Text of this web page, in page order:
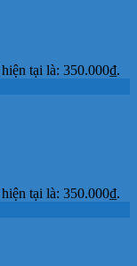
tại là: 350.000₫.
tại là: 350.000₫.